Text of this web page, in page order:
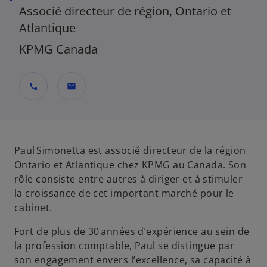
Associé directeur de région, Ontario et
Atlantique
KPMG Canada
call mail
Paul Simonetta est associé directeur de la région
Ontario et Atlantique chez KPMG au Canada. Son
rôle consiste entre autres à diriger et à stimuler
la croissance de cet important marché pour le
cabinet.
Fort de plus de 30 années d’expérience au sein de
la profession comptable, Paul se distingue par
son engagement envers l’excellence, sa capacité à